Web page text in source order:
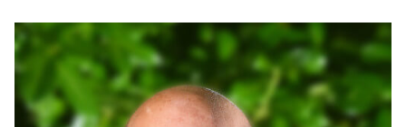
Arthur Lankhuizen
06 551 184 60